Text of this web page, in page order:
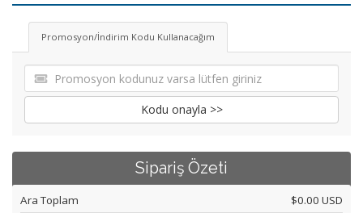
Promosyon/İndirim Kodu Kullanacağım
Kodu onayla >>
Sipariş Özeti
Ara Toplam $0.00 USD